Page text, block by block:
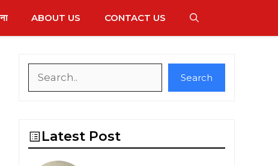
ABOUT US CONTACT US
Search
Latest Post